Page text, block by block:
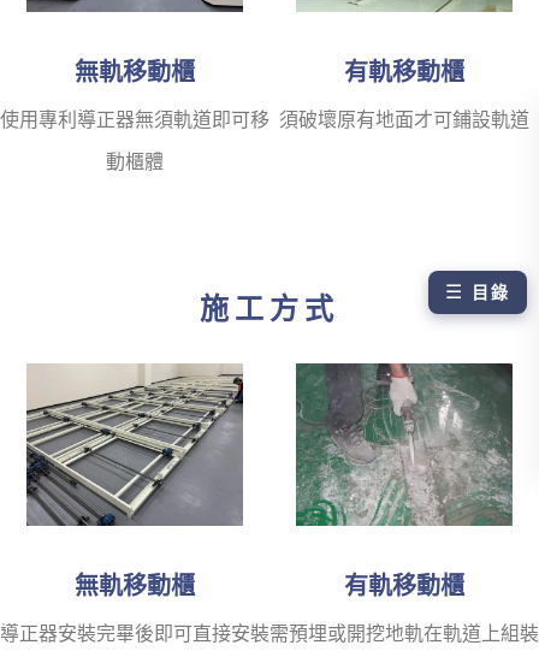
☰ 目錄
無軌移動櫃
使用專利導正器無須軌道即可移
動櫃體
有軌移動櫃
須破壞原有地面才可鋪設軌道
施工方式
無軌移動櫃
導正器安裝完畢後即可直接安裝
有軌移動櫃
需預埋或開挖地軌在軌道上組裝